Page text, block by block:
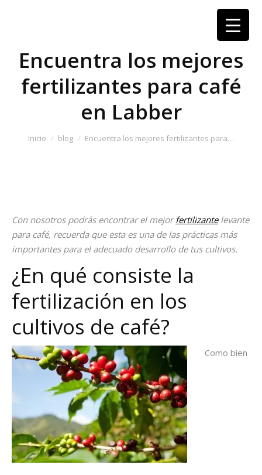
Encuentra los mejores
fertilizantes para café
en Labber
Estás aquí:
Inicio blog Encuentra los mejores fertilizantes para…
Con nosotros podrás encontrar el mejorfertilizantelevante
para café, recuerda que esta es una de las prácticas más
importantes para el adecuado desarrollo de tus cultivos.
¿En qué consiste la
fertilización en los
cultivos de café?
Como bien